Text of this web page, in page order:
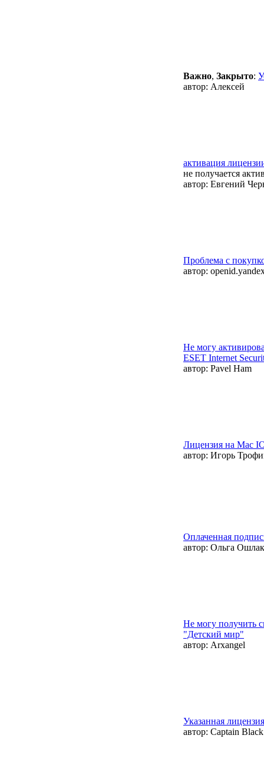
Важно, Закрыто:
автор: Алексей
активация
не получается
автор: Евгений
Проблема с
автор:
Не могу
ESET Internet
автор: Pavel Ham
Лицензия на Mac
автор: Игорь
Оплаченная
автор: Ольга
Не могу получить
"Детский мир"
автор: Arxangel
Указанная
автор: Captain Black